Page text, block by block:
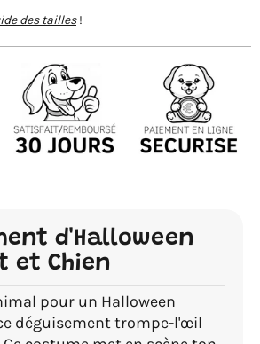
des tailles!
d'Halloween
et Chien
pour un Halloween
déguisement trompe-l'œil